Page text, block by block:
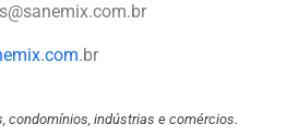
.br
condomínios, indústrias e comércios.